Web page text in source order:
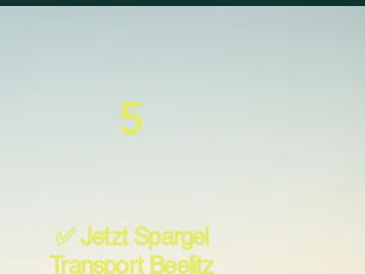
5
✅ Jetzt Spargel
Transport Beelitz